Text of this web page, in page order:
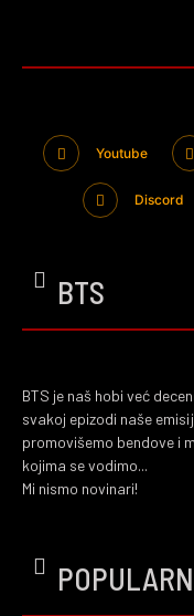
Youtube
Discord
BTS
BTS je naš hobi već
svakoj epizodi naše
promovišemo bendove i
kojima se vodimo...
Mi nismo novinari!